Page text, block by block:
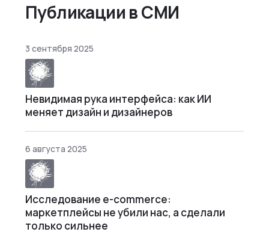
Публикации в СМИ
3 сентября 2025
Невидимая рука интерфейса: как ИИ
меняет дизайн и дизайнеров
6 августа 2025
Исследование e-commerce:
маркетплейсы не убили нас, а сделали
только сильнее